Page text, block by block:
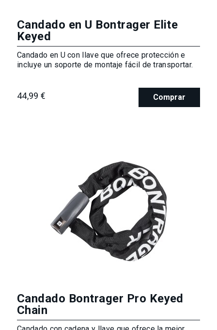
Candado en U Bontrager Elite
Keyed
Candado en U con llave que ofrece protección e
incluye un soporte de montaje fácil de transportar.
44,99 € Comprar
Candado Bontrager Pro Keyed
Chain